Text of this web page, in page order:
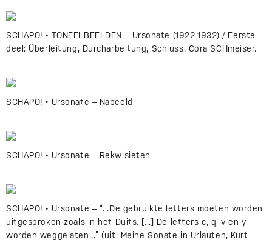
SCHAPO! • TONEELBEELDEN – Ursonate (1922-1932) / Eerste
deel: Überleitung, Durcharbeitung, Schluss. Cora SCHmeiser.
SCHAPO! • Ursonate – Nabeeld
SCHAPO! • Ursonate – Rekwisieten
SCHAPO! • Ursonate – “...De gebruikte letters moeten worden
uitgesproken zoals in het Duits. [...] De letters c, q, v en y
worden weggelaten...” (uit: Meine Sonate in Urlauten, Kurt